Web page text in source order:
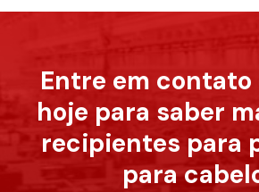
Entre em contato
hoje para saber
recipientes para
para